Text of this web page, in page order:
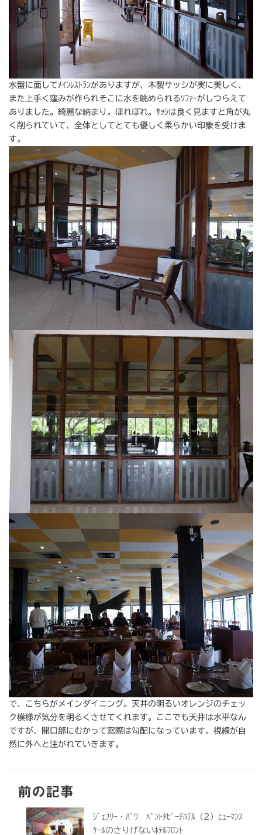
水盤に面してﾒｲﾝﾚｽﾄﾗﾝがありますが、木製サッシが実に美しく、
また上手く窪みが作られそこに水を眺められるｿﾌｧｰがしつらえて
ありました。綺麗な納まり。ほれぼれ。ｻｯｼは良く見ますと角が丸
く削られていて、全体としてとても優しく柔らかい印象を受けま
す。
で、こちらがメインダイニング。天井の明るいオレンジのチェッ
ク模様が気分を明るくさせてくれます。ここでも天井は水平なん
ですが、開口部にむかって窓際は勾配になっています。視線が自
然に外へと注がれていきます。
前の記事
ｼﾞｪﾌﾘｰ・ﾊﾞﾜ ﾍﾞﾝﾄﾀﾋﾞｰﾁﾎﾃﾙ（2）ﾋｭｰﾏﾝｽ
ｹｰﾙのさりげないﾎﾃﾙﾌﾛﾝﾄ